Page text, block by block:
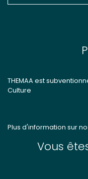
THEMAA est
Culture
Plus d'information sur
Vous